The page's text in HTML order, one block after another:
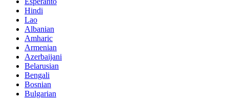
Hindi
Lao
Albanian
Amharic
Armenian
Azerbaijani
Belarusian
Bengali
Bosnian
Bulgarian